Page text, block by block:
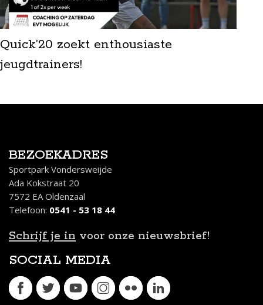
Quick’20 zoekt enthousiaste
jeugdtrainers!
BEZOEKADRES
Sportpark Vondersweijde
Ada Kokstraat 20
7572 EA Oldenzaal
Telefoon: 0541 - 53 18 44
Schrijf je in voor onze nieuwsbrief!
SOCIAL MEDIA